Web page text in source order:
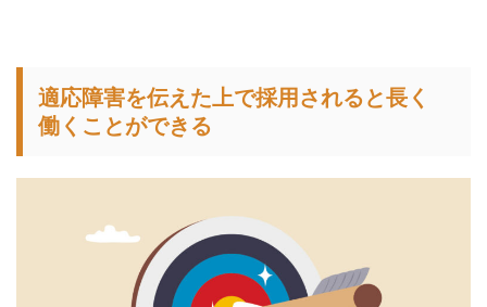
適応障害を伝えた上で採用されると長く
働くことができる